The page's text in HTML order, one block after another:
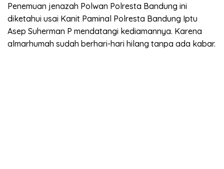
Penemuan jenazah Polwan Polresta Bandung ini
diketahui usai Kanit Paminal Polresta Bandung Iptu
Asep Suherman P mendatangi kediamannya. Karena
almarhumah sudah berhari-hari hilang tanpa ada kabar.